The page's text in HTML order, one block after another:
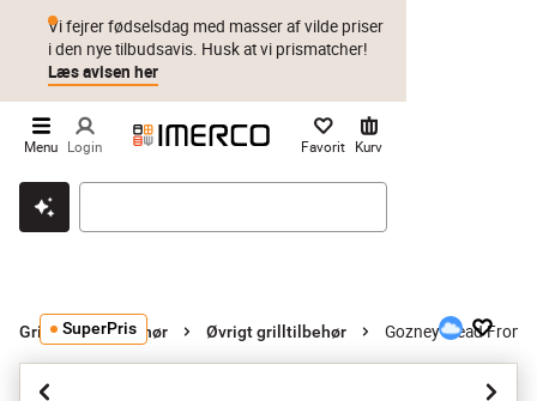
Klik & hent Byt i 1 år Prismatch
Vi fejrer fødselsdag med masser af vilde priser
i den nye tilbudsavis. Husk at vi prismatcher!
Læs avisen her
Menu Login Favorit Kurv
Grill og grilltilbehør Øvrigt grilltilbehør Gozney Tread
SuperPris